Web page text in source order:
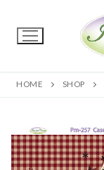
HOME SHOP